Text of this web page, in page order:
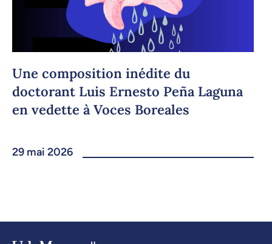
Une composition inédite du
doctorant Luis Ernesto Peña Laguna
en vedette à Voces Boreales
29 mai 2026